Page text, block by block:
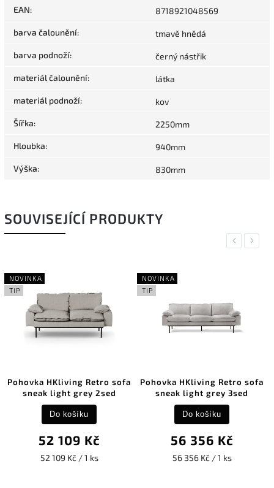
EAN: 8718921048569
barva čalounění: tmavě hnědá
barva podnoží: černý nástřik
materiál čalounění: látka
materiál podnoží: kov
Šířka: 2250mm
Hloubka: 940mm
Výška: 830mm
SOUVISEJÍCÍ PRODUKTY
Previous
NOVINKA
TIP
Pohovka HKliving Retro sofa
sneak light grey 2sed
52 109 Kč
52 109 Kč / 1 ks
Do košíku
NOVINKA
TIP
Pohovka HKliving Retro sofa
sneak light grey 3sed
56 356 Kč
56 356 Kč / 1 ks
Do košíku
Next